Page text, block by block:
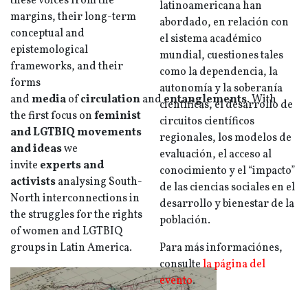
margins, their long-term
conceptual and
epistemological
frameworks, and their
forms
andmediaofcirculationandentanglements. With
the first focus onfeminist
and LGTBIQ movements
and ideaswe
invite experts and
activistsanalysing South-
North interconnections in
the struggles for the rights
of women and LGTBIQ
groups in Latin America.
latinoamericana han
abordado, en relación con
el sistema académico
mundial, cuestiones tales
como la dependencia, la
autonomía y la soberanía
científicas, el desarrollo de
circuitos científicos
regionales, los modelos de
evaluación, el acceso al
conocimiento y el “impacto”
de las ciencias sociales en el
desarrollo y bienestar de la
población.
Para más informaciónes,
consultela página del
evento.